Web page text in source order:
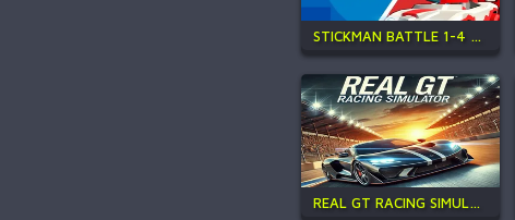
STICKMAN BATTLE 1-4 PLAYERS
REAL GT RACING SIMULATOR